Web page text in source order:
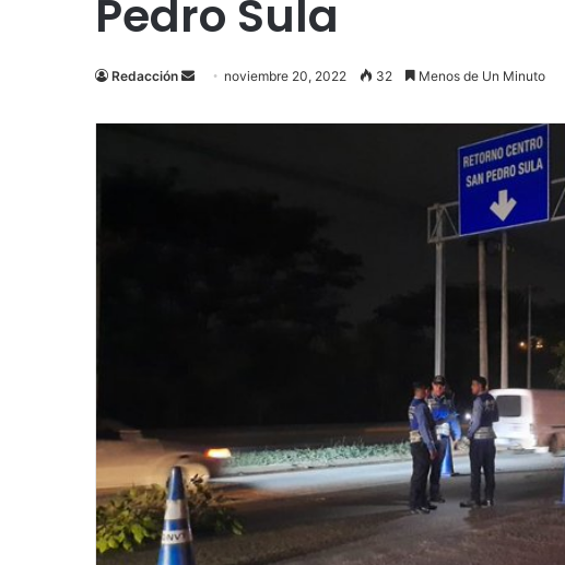
Pedro Sula
Redacción
Send
email
noviembre 20, 2022 32 Menos de Un Minuto